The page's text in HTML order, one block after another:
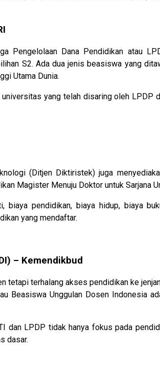
Pengelolaan Dana Pendidikan atau
S2. Ada dua jenis beasiswa yang
Utama Dunia.
yang telah disaring oleh LPDP
(Ditjen Diktiristek) juga
Magister Menuju Doktor untuk Sarjana
biaya pendidikan, biaya hidup, biaya
yang mendaftar.
– Kemendikbud
tetapi terhalang akses pendidikan ke
Beasiswa Unggulan Dosen Indonesia
dan LPDP tidak hanya fokus pada
dasar.